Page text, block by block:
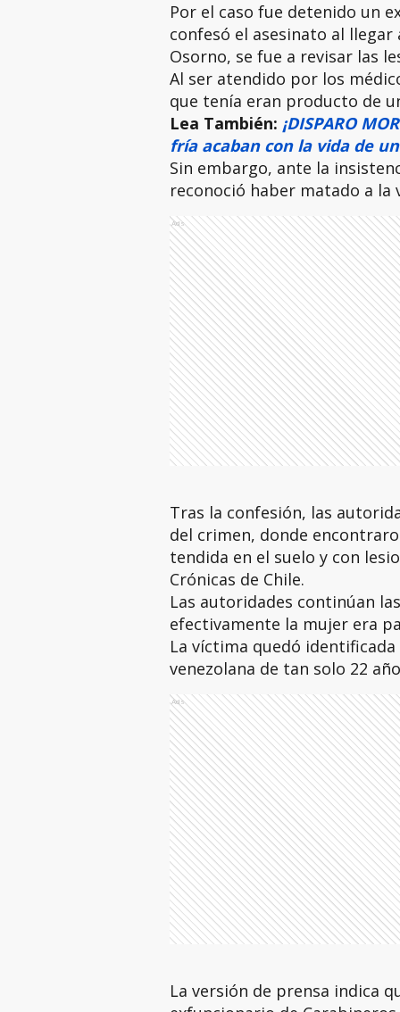
Por el caso fue detenido un
confesó el asesinato al llegar
Osorno, se fue a revisar las
Al ser atendido por los
que tenía eran producto de
Lea También: ¡DISPARO
fría acaban con la vida de
Sin embargo, ante la
reconoció haber matado a la
Ads
Tras la confesión, las
del crimen, donde
tendida en el suelo y con
Crónicas de Chile.
Las autoridades continúan
efectivamente la mujer era
La víctima quedó identificada
venezolana de tan solo 22
Ads
La versión de prensa indica